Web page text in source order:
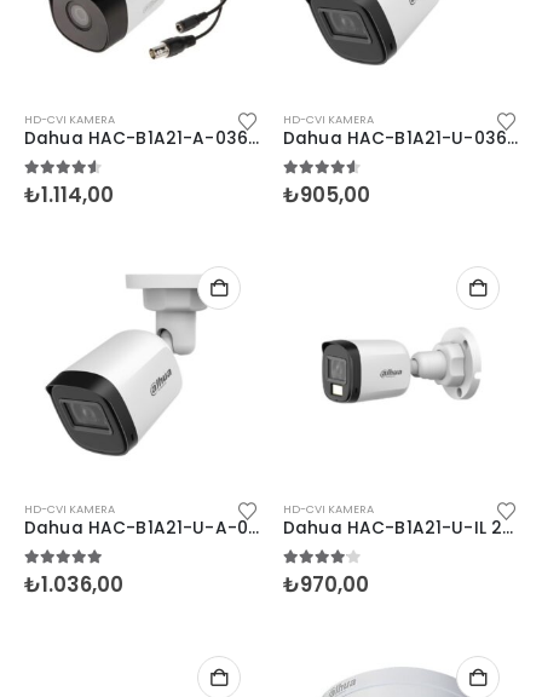
HD-CVI KAMERA
Dahua HAC-B1A21-A-0360B 2MP Bullet Sesli HDCVI
4.505 üzerinden
₺1.114,00
HD-CVI KAMERA
Dahua HAC-B1A21-U-0360B 2MP Bullet HDCVI Kamera
4.505 üzerinden
₺905,00
HD-CVI KAMERA
Dahua HAC-B1A21-U-A-0360B 2MP Bullet Sesli HDCVI
5.005 üzerinden
₺1.036,00
HD-CVI KAMERA
Dahua HAC-B1A21-U-IL 2MP FullColor Bullet HDCVI
4.005 üzerinden
₺970,00
5 üzerinden
112.671,00 5
112.671,00